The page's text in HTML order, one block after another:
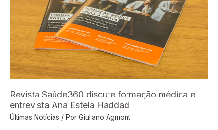
Revista Saúde360 discute formação médica e
entrevista Ana Estela Haddad
Últimas Notícias / Por Giuliano Agmont
entrevista
Ana
Estela
Haddad